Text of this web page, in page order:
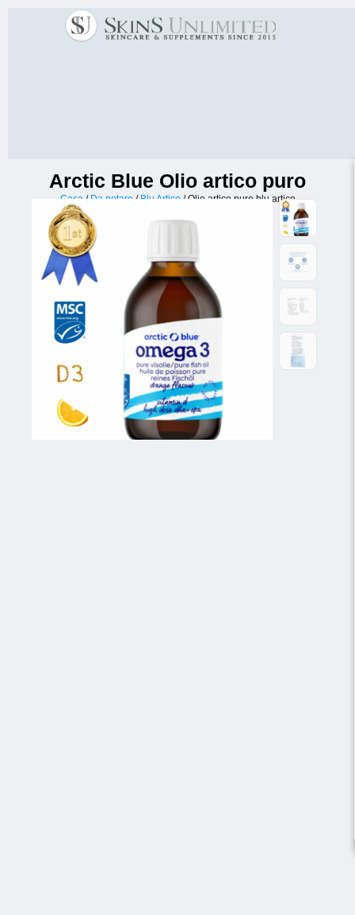
Arctic Blue Olio artico puro
Casa / Da notare / Blu Artico/ Olio artico puro blu artico